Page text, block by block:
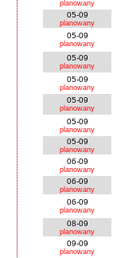
planowany
05-09
planowany
05-09
planowany
05-09
planowany
05-09
planowany
05-09
planowany
05-09
planowany
05-09
planowany
06-09
planowany
06-09
planowany
06-09
planowany
08-09
planowany
09-09
planowany